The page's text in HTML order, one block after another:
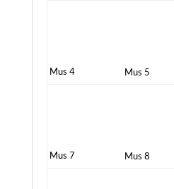
Mus 4 Mus 5
Mus 7 Mus 8